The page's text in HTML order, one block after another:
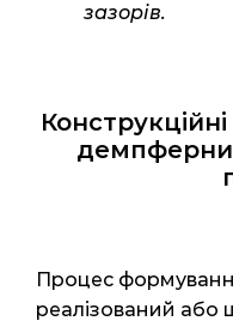
зазорів.
Процес
реалізований або